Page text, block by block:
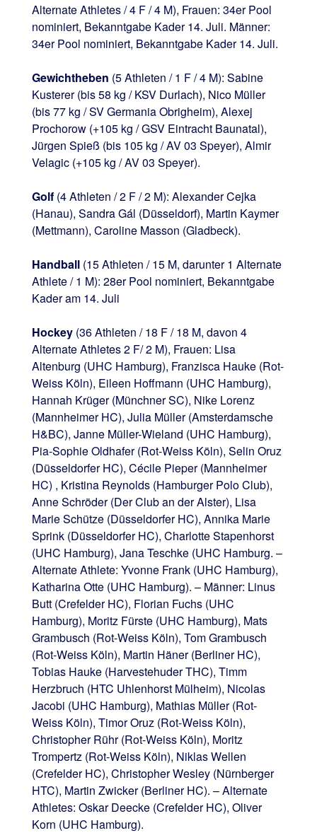
Alternate Athletes / 4 F / 4 M), Frauen: 34er Pool
nominiert, Bekanntgabe Kader 14. Juli. Männer:
34er Pool nominiert, Bekanntgabe Kader 14. Juli.
Gewichtheben (5 Athleten / 1 F / 4 M): Sabine
Kusterer (bis 58 kg / KSV Durlach), Nico Müller
(bis 77 kg / SV Germania Obrigheim), Alexej
Prochorow (+105 kg / GSV Eintracht Baunatal),
Jürgen Spieß (bis 105 kg / AV 03 Speyer), Almir
Velagic (+105 kg / AV 03 Speyer).
Golf(4 Athleten / 2 F / 2 M): Alexander Cejka
(Hanau), Sandra Gál (Düsseldorf), Martin Kaymer
(Mettmann), Caroline Masson (Gladbeck).
Handball(15 Athleten / 15 M, darunter 1 Alternate
Athlete / 1 M): 28er Pool nominiert, Bekanntgabe
Kader am 14. Juli
Hockey(36 Athleten / 18 F / 18 M, davon 4
Alternate Athletes 2 F/ 2 M), Frauen: Lisa
Altenburg (UHC Hamburg), Franzisca Hauke (Rot-
Weiss Köln), Eileen Hoffmann (UHC Hamburg),
Hannah Krüger (Münchner SC), Nike Lorenz
(Mannheimer HC), Julia Müller (Amsterdamsche
H&BC), Janne Müller-Wieland (UHC Hamburg),
Pia-Sophie Oldhafer (Rot-Weiss Köln), Selin Oruz
(Düsseldorfer HC), Cécile Pieper (Mannheimer
HC) , Kristina Reynolds (Hamburger Polo Club),
Anne Schröder (Der Club an der Alster), Lisa
Marie Schütze (Düsseldorfer HC), Annika Marie
Sprink (Düsseldorfer HC), Charlotte Stapenhorst
(UHC Hamburg), Jana Teschke (UHC Hamburg. –
Alternate Athlete: Yvonne Frank (UHC Hamburg),
Katharina Otte (UHC Hamburg). – Männer: Linus
Butt (Crefelder HC), Florian Fuchs (UHC
Hamburg), Moritz Fürste (UHC Hamburg), Mats
Grambusch (Rot-Weiss Köln), Tom Grambusch
(Rot-Weiss Köln), Martin Häner (Berliner HC),
Tobias Hauke (Harvestehuder THC), Timm
Herzbruch (HTC Uhlenhorst Mülheim), Nicolas
Jacobi (UHC Hamburg), Mathias Müller (Rot-
Weiss Köln), Timor Oruz (Rot-Weiss Köln),
Christopher Rühr (Rot-Weiss Köln), Moritz
Trompertz (Rot-Weiss Köln), Niklas Wellen
(Crefelder HC), Christopher Wesley (Nürnberger
HTC), Martin Zwicker (Berliner HC). – Alternate
Athletes: Oskar Deecke (Crefelder HC), Oliver
Korn (UHC Hamburg).